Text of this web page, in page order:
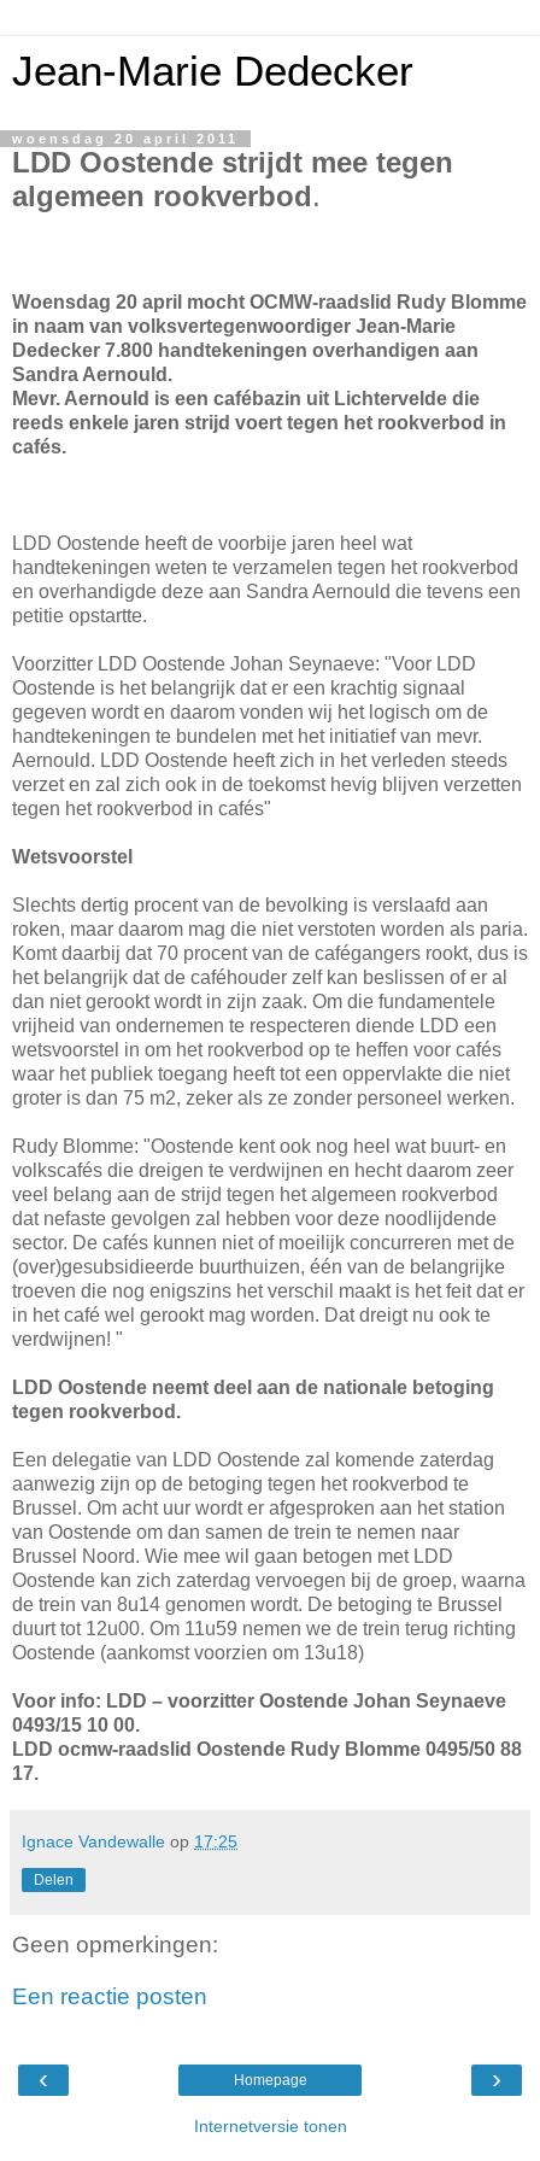
Jean-Marie Dedecker
woensdag 20 april 2011
LDD Oostende strijdt mee tegen
algemeen rookverbod.
Woensdag 20 april mocht OCMW-raadslid Rudy Blomme
in naam van volksvertegenwoordiger Jean-Marie
Dedecker 7.800 handtekeningen overhandigen aan
Sandra Aernould.
Mevr. Aernould is een cafébazin uit Lichtervelde die
reeds enkele jaren strijd voert tegen het rookverbod in
cafés.
LDD Oostende heeft de voorbije jaren heel wat
handtekeningen weten te verzamelen tegen het rookverbod
en overhandigde deze aan Sandra Aernould die tevens een
petitie opstartte.
Voorzitter LDD Oostende Johan Seynaeve: "Voor LDD
Oostende is het belangrijk dat er een krachtig signaal
gegeven wordt en daarom vonden wij het logisch om de
handtekeningen te bundelen met het initiatief van mevr.
Aernould. LDD Oostende heeft zich in het verleden steeds
verzet en zal zich ook in de toekomst hevig blijven verzetten
tegen het rookverbod in cafés"
Wetsvoorstel
Slechts dertig procent van de bevolking is verslaafd aan
roken, maar daarom mag die niet verstoten worden als paria.
Komt daarbij dat 70 procent van de cafégangers rookt, dus is
het belangrijk dat de caféhouder zelf kan beslissen of er al
dan niet gerookt wordt in zijn zaak. Om die fundamentele
vrijheid van ondernemen te respecteren diende LDD een
wetsvoorstel in om het rookverbod op te heffen voor cafés
waar het publiek toegang heeft tot een oppervlakte die niet
groter is dan 75 m2, zeker als ze zonder personeel werken.
Rudy Blomme: "Oostende kent ook nog heel wat buurt- en
volkscafés die dreigen te verdwijnen en hecht daarom zeer
veel belang aan de strijd tegen het algemeen rookverbod
dat nefaste gevolgen zal hebben voor deze noodlijdende
sector. De cafés kunnen niet of moeilijk concurreren met de
(over)gesubsidieerde buurthuizen, één van de belangrijke
troeven die nog enigszins het verschil maakt is het feit dat er
in het café wel gerookt mag worden. Dat dreigt nu ook te
verdwijnen! "
LDD Oostende neemt deel aan de nationale betoging
tegen rookverbod.
Een delegatie van LDD Oostende zal komende zaterdag
aanwezig zijn op de betoging tegen het rookverbod te
Brussel. Om acht uur wordt er afgesproken aan het station
van Oostende om dan samen de trein te nemen naar
Brussel Noord. Wie mee wil gaan betogen met LDD
Oostende kan zich zaterdag vervoegen bij de groep, waarna
de trein van 8u14 genomen wordt. De betoging te Brussel
duurt tot 12u00. Om 11u59 nemen we de trein terug richting
Oostende (aankomst voorzien om 13u18)
Voor info: LDD – voorzitter Oostende Johan Seynaeve
0493/15 10 00.
LDD ocmw-raadslid Oostende Rudy Blomme 0495/50 88
17.
Ignace Vandewalle op 17:25
Delen
Geen opmerkingen:
Een reactie posten
‹ ›
Homepage
Internetversie tonen